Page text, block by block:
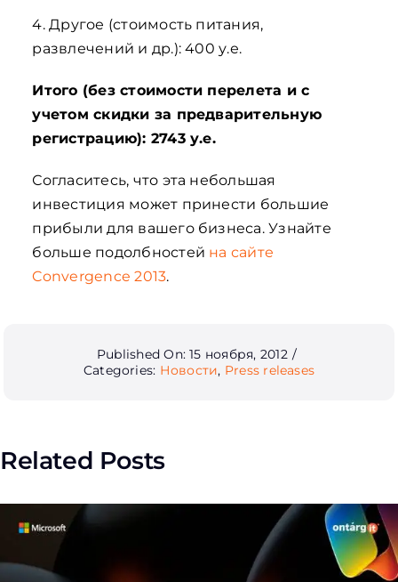
4. Другое (стоимость питания,
развлечений и др.): 400 у.е.
Итого (без стоимости перелета и с
учетом скидки за предварительную
регистрацию): 2743 у.е.
Согласитесь, что эта небольшая
инвестиция может принести большие
прибыли для вашего бизнеса. Узнайте
больше подолбностей на сайте
Convergence 2013.
Published On: 15 ноября, 2012 /
Categories: Новости, Press releases
Related Posts